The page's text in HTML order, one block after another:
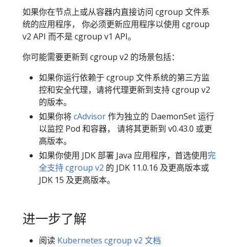
如果你在节点上或从容器内直接访问 cgroup 文件系
统的应用程序， 你必须更新应用程序以使用 cgroup
v2 API 而不是 cgroup v1 API。
你可能需要更新到 cgroup v2 的场景包括：
如果你运行依赖于 cgroup 文件系统的第三方监
控和安全代理，请将代理更新到支持 cgroup v2
的版本。
如果你将cAdvisor作为独立的 DaemonSet 运行
以监控 Pod 和容器， 请将其更新到 v0.43.0 或更
高版本。
如果你使用 JDK 部署 Java 应用程序，首选使用完
全支持 cgroup v2 的 JDK 11.0.16 及更高版本或
JDK 15 及更高版本。
进一步了解
阅读 Kubernetes cgroup v2 文档